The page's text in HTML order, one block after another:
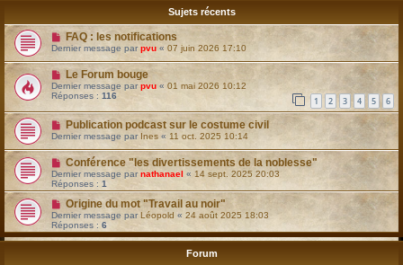
Sujets récents
FAQ : les notifications
Dernier message parpvu « 07 juin 2026 17:10
Le Forum bouge
Dernier message parpvu « 01 mai 2026 10:12
Réponses : 116 1 2 3 4 5 6
Publication podcast sur le costume civil
Dernier message par Ines « 11 oct. 2025 10:14
Conférence "les divertissements de la noblesse"
Dernier message parnathanael « 14 sept. 2025 20:03
Réponses : 1
Origine du mot "Travail au noir"
Dernier message par Léopold « 24 août 2025 18:03
Réponses : 6
Forum